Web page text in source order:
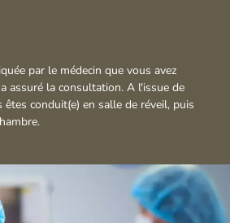
par le médecin que vous avez
assuré la consultation. A l'issue de
êtes conduit(e) en salle de réveil, puis